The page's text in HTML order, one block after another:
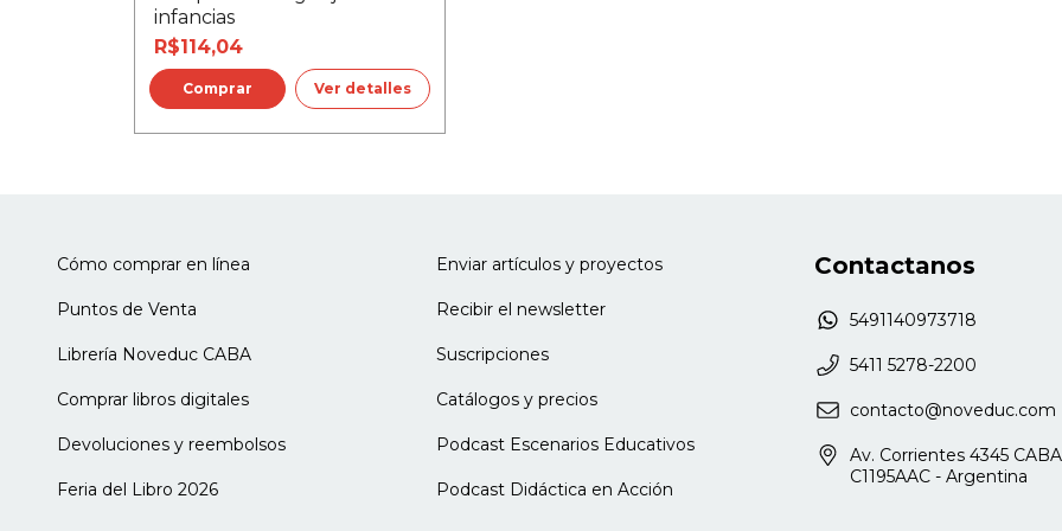
infancias
R$114,04
Ver detalles
Cómo comprar en línea
Puntos de Venta
Librería Noveduc CABA
Comprar libros digitales
Devoluciones y reembolsos
Feria del Libro 2026
Enviar artículos y proyectos
Recibir el newsletter
Suscripciones
Catálogos y precios
Podcast Escenarios Educativos
Podcast Didáctica en Acción
Contactanos
5491140973718
5411 5278-2200
contacto@noveduc.com
Av. Corrientes 4345
C1195AAC - Argentina